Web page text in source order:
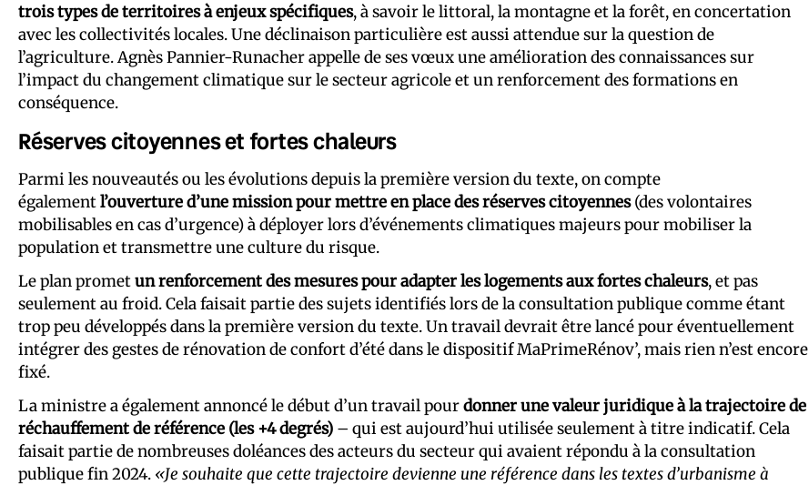
trois types de territoires à enjeux spécifiques, à savoir le littoral, la montagne et la forêt, en concertation
avec les collectivités locales. Une déclinaison particulière est aussi attendue sur la question de
l’agriculture. Agnès Pannier-Runacher appelle de ses vœux une amélioration des connaissances sur
l’impact du changement climatique sur le secteur agricole et un renforcement des formations en
conséquence.
Réserves citoyennes et fortes chaleurs
Parmi les nouveautés ou les évolutions depuis la première version du texte, on compte
égalementl’ouverture d’une mission pour mettre en place des réserves citoyennes(des volontaires
mobilisables en cas d’urgence) à déployer lors d’événements climatiques majeurs pour mobiliser la
population et transmettre une culture du risque.
Le plan prometun renforcement des mesures pour adapter les logements aux fortes chaleurs, et pas
seulement au froid. Cela faisait partie des sujets identifiés lors de la consultation publique comme étant
trop peu développés dans la première version du texte. Un travail devrait être lancé pour éventuellement
intégrer des gestes de rénovation de confort d’été dans le dispositif MaPrimeRénov’, mais rien n’est encore
fixé.
La ministre a également annoncé le début d’un travail pourdonner une valeur juridique à la trajectoire de
réchauffement de référence (les +4 degrés) – qui est aujourd’hui utilisée seulement à titre indicatif. Cela
faisait partie de nombreuses doléances des acteurs du secteur qui avaient répondu à la consultation
publique fin 2024. «Je souhaite que cette trajectoire devienne une référence dans les textes d’urbanisme à